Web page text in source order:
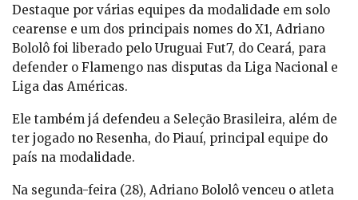
Destaque por várias equipes da modalidade em solo
cearense e um dos principais nomes do X1, Adriano
Bololô foi liberado pelo Uruguai Fut7, do Ceará, para
defender o Flamengo nas disputas da Liga Nacional e
Liga das Américas.
Ele também já defendeu a Seleção Brasileira, além de
ter jogado no Resenha, do Piauí, principal equipe do
país na modalidade.
Na segunda-feira (28), Adriano Bololô venceu o atleta